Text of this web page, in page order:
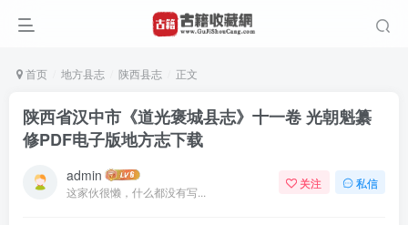
首页 地方县志 陕西县志 正文
陕西省汉中市《道光褒城县志》十一卷 光朝魁纂
修PDF电子版地方志下载
admin
这家伙很懒，什么都没有写...
关注 私信